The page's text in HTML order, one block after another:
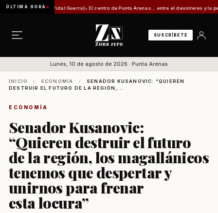
ÚLTIMA HORA
Mauricio Vidal Guerra] El centro de Punta Arenas... entre el desinterés y la pérdida
SUSCRÍBETE
Lunes, 10 de agosto de 2026 · Punta Arenas
INICIO / ECONOMÍA /
SENADOR KUSANOVIC: “QUIEREN
DESTRUIR EL FUTURO DE LA REGIÓN,...
ECONOMÍA
Senador Kusanovic:
“Quieren destruir el futuro
de la región, los magallánicos
tenemos que despertar y
unirnos para frenar
esta locura”